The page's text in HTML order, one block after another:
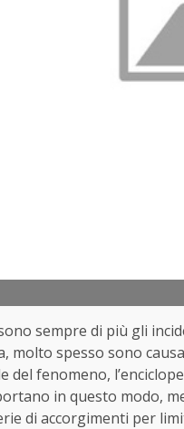
sempre di più gli
molto spesso sono
del fenomeno,
in questo modo,
di accorgimenti per